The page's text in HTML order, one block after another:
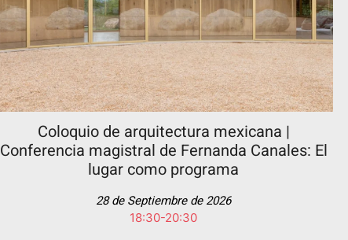
Coloquio de arquitectura mexicana |
Conferencia magistral de Fernanda Canales: El
lugar como programa
28 de Septiembre de 2026
18:30-20:30